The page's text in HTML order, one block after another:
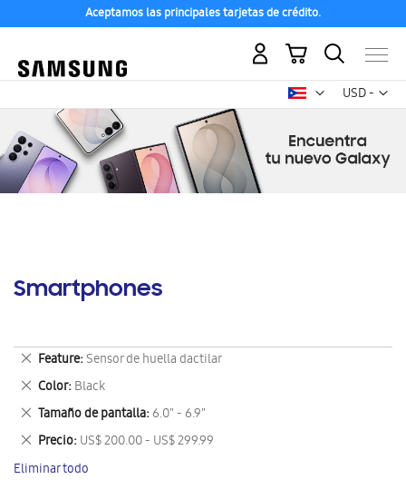
Aceptamos las principales tarjetas de crédito.
USD -
dólar
Mi carrito
Smartphones
Feature Sensor de huella dactilar
Eliminar
este
artículo
Color Black
Eliminar
este
artículo
Tamaño de pantalla 6.0" - 6.9"
Eliminar
este
artículo
Precio US$ 200.00 - US$ 299.99
Eliminar
este
artículo
Eliminar todo